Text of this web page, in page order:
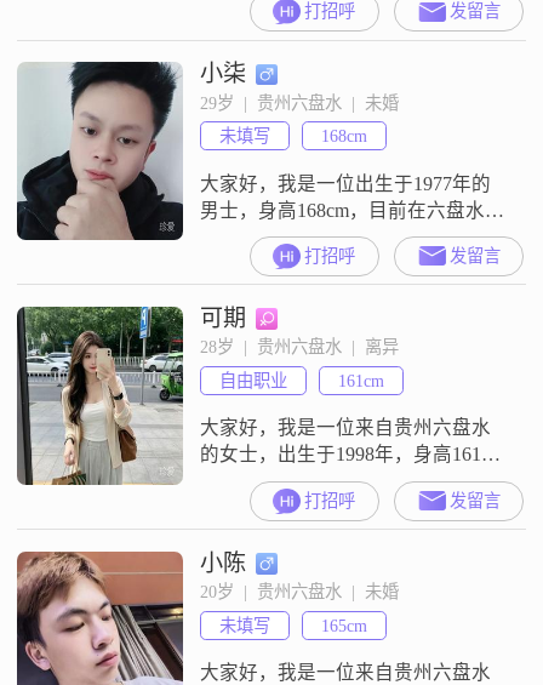
打招呼 发留言
小柒
29岁  |  贵州六盘水  |  未婚
未填写
168cm
大家好，我是一位出生于1977年的
男士，身高168cm，目前在六盘水工
作##3002##我的月收入在5001到
8000元之间，学历是高中及以下
##3002##我性格耐心包容，待人真
诚可靠，相信在感情中，双向奔赴
才是最重要的##3002##平时我有不
少兴趣爱好，尤其喜欢打台球，算
是台球高手##3002##我觉得台球不
仅能
打招呼 发留言
可期
28岁  |  贵州六盘水  |  离异
自由职业
161cm
大家好，我是一位来自贵州六盘水
的女士，出生于1998年，身高161厘
米##3002##目前，我在当地有着一
份稳定的工作，月收入大概在3001
到5000元之间##3002##虽然我的学
历是高中及以下，但我一直保持着
学习的热情，努力提升自己的能力
和素养##3002##我性格细腻敏感，
对生活中的点滴细节都有着深刻的
感受##3
打招呼 发留言
小陈
20岁  |  贵州六盘水  |  未婚
未填写
165cm
大家好，我是一位来自贵州六盘水